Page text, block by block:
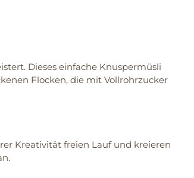
Dieses einfache Knuspermüsli
Flocken, die mit Vollrohrzucker
Kreativität freien Lauf und kreieren